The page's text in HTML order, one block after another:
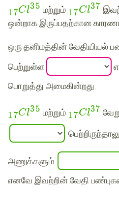
17Cl35 மற்றும் 17Cl37
ஒன்றாக இருப்பதற்கான
ஒரு தனிமத்தின் வேதியியல்
பெற்றுள்ள
பொறுத்து அமைகின்றது.
17Cl35 மற்றும் 17Cl37
அணுக்களும்
எனவே இவற்றின் வேதி